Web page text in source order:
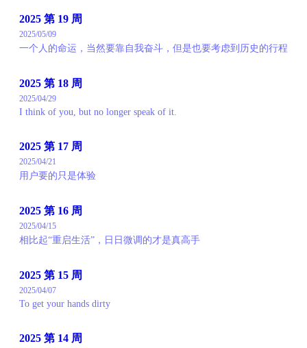
2025 第 19 周
2025/05/09
一个人的命运，当然要靠自我奋斗，但是也要考虑到历史的行程
2025 第 18 周
2025/04/29
I think of you, but no longer speak of it.
2025 第 17 周
2025/04/21
用户要的只是体验
2025 第 16 周
2025/04/15
相比起“重启生活”，日日微调的才是真高手
2025 第 15 周
2025/04/07
To get your hands dirty
2025 第 14 周